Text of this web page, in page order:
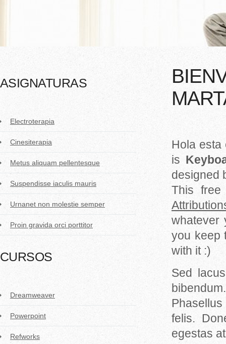
Hola esta
is
designed
This
whatever
you keep
with it :)
Sed
felis.
egestas
ASIGNATURAS
Electroterapia
Cinesiterapia
Metus aliquam pellentesque
Suspendisse iaculis mauris
Urnanet non molestie semper
Proin gravida orci porttitor
CURSOS
Dreamweaver
Powerpoint
Refworks